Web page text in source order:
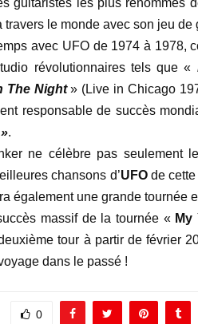
guitaristes les plus renommés
travers le monde avec son jeu de
avec UFO de 1974 à 1978,
révolutionnaires tels que «
The Night» (Live in Chicago
responsable de succès
.
ne célèbre pas seulement
chansons d’UFOde cette
également une grande tournée
massif de la tournée « My
tour à partir de février
dans le passé !
0